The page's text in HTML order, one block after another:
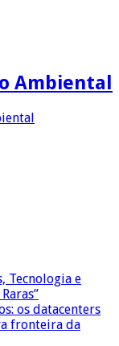
Ambiental
Tecnologia e
os datacenters
fronteira da